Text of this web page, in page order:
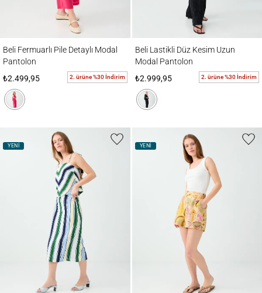
Beli Fermuarlı Pile Detaylı Modal
Pantolon
₺2.499,95
2. ürüne %30 İndirim
Beli Lastikli Düz Kesim Uzun
Modal Pantolon
₺2.999,95
2. ürüne %30 İndirim
YENİ YENİ